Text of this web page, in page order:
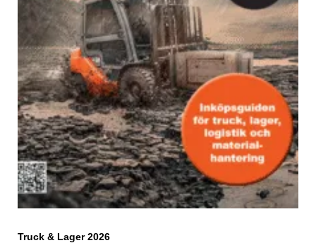
Truck & Lager 2026